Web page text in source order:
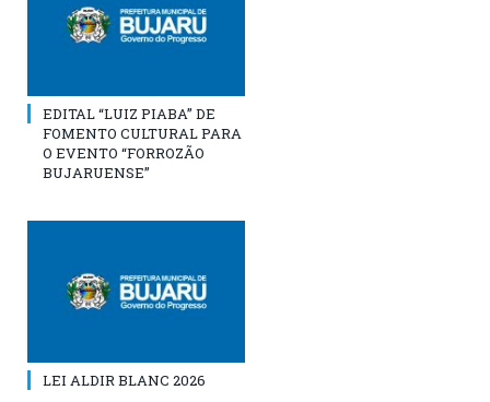
EDITAL “LUIZ PIABA” DE
FOMENTO CULTURAL PARA
O EVENTO “FORROZÃO
BUJARUENSE”
LEI ALDIR BLANC 2026